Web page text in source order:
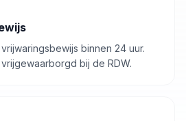
binnen 24 uur.
bij de RDW.